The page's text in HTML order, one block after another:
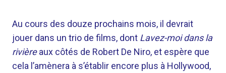
Au cours des douze prochains mois, il devrait
jouer dans un trio de films, dont Lavez-moi dans la
rivièreaux côtés de Robert De Niro, et espère que
cela l’amènera à s’établir encore plus à Hollywood,